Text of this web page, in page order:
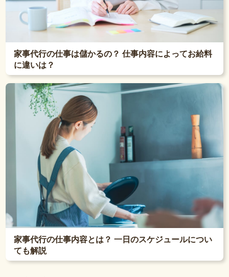
家事代行の仕事は儲かるの？ 仕事内容によってお給料
に違いは？
家事代行の仕事内容とは？ 一日のスケジュールについ
ても解説